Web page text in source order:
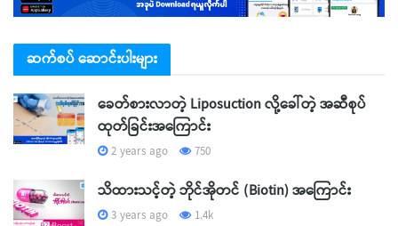
ဆက်စပ် ဆောင်းပါးများ
ခေတ်စားလာတဲ့ Liposuction လို့ခေါ်တဲ့ အဆီစုပ်
ထုတ်ခြင်းအကြောင်း
2 years ago 750
သိထားသင့်တဲ့ ဘိုင်အိုတင် (Biotin) အကြောင်း
3 years ago 1.4k